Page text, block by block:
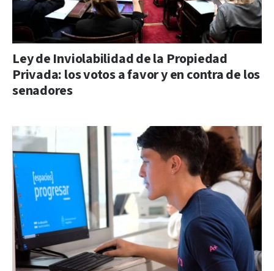
Ley de Inviolabilidad de la Propiedad
Privada: los votos a favor y en contra de los
senadores